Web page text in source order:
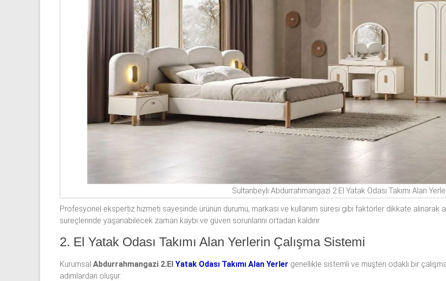
Sultanbeyli Abdurrahmangazi 2.El Yatak Odası Takımı Alan
Profesyonel ekspertiz hizmeti sayesinde ürünün durumu, markası ve kullanım süresi gibi faktörler dikkate alınarak
süreçlerinde yaşanabilecek zaman kaybı ve güven sorunlarını ortadan kaldırır.
2. El Yatak Odası Takımı Alan Yerlerin Çalışma Sistemi
Kurumsal Abdurrahmangazi 2.El Yatak Odası Takımı Alan Yerler genellikle sistemli ve müşteri odaklı bir
adımlardan oluşur: